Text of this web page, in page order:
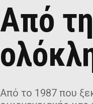
Από
Από το 1987 που